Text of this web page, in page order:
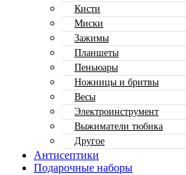
Кисти
Миски
Зажимы
Планшеты
Пеньюары
Ножницы и бритвы
Весы
Электроинструмент
Выжиматели тюбика
Другое
Антисептики
Подарочные наборы